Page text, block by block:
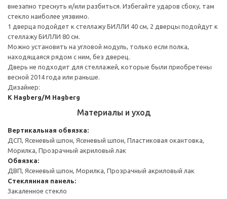
внезапно треснуть и/или разбиться. Избегайте ударов сбоку, там
стекло наиболее уязвимо.
1 дверца подойдет к стеллажу БИЛЛИ 40 см, 2 дверцы подойдут к
стеллажу БИЛЛИ 80 см.
Можно установить на угловой модуль, только если полка,
находящаяся рядом с ним, без дверец.
Дверь не подходит для стеллажей, которые были приобретены
весной 2014 года или раньше.
Дизайнер:
K Hagberg/M Hagberg
Материалы и уход
Вертикальная обвязка:
ДСП, Ясеневый шпон, Ясеневый шпон, Пластиковая окантовка,
Морилка, Прозрачный акриловый лак
Обвязка:
ДВП, Ясеневый шпон, Морилка, Прозрачный акриловый лак
Стеклянная панель:
Закаленное стекло